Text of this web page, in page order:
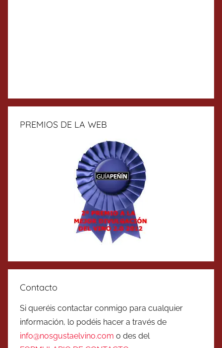
PREMIOS DE LA WEB
Contacto
Si queréis contactar conmigo para cualquier
información, lo podéis hacer a través de
info@nosgustaelvino.com o des del